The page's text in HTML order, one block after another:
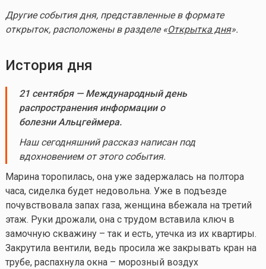
Другие события дня, представленные в формате
открыток, расположены в разделе «Открытка дня».
История дня
21 сентября — Международный день
распространения информации о
болезни Альцгеймера.
Наш сегодняшний рассказ написан под
вдохновением от этого события.
Марина торопилась, она уже задержалась на полтора
часа, сиделка будет недовольна. Уже в подъезде
почувствовала запах газа, женщина вбежала на третий
этаж. Руки дрожали, она с трудом вставила ключ в
замочную скважину – так и есть, утечка из их квартиры.
Закрутила вентили, ведь просила же закрывать кран на
трубе, распахнула окна – морозный воздух